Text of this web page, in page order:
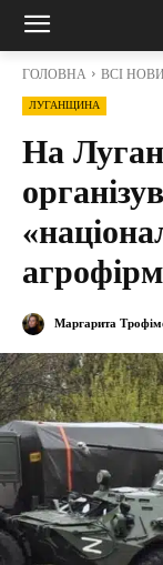
ГОЛОВНА ВСІ
ЛУГАНЩИНА
На
агрофірм
Маргарита